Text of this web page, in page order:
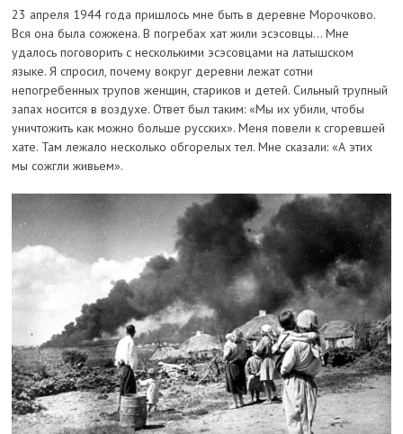
23 апреля 1944 года пришлось мне быть в деревне Морочково.
Вся она была сожжена. В погребах хат жили эсэсовцы… Мне
удалось поговорить с несколькими эсэсовцами на латышском
языке. Я спросил, почему вокруг деревни лежат сотни
непогребенных трупов женщин, стариков и детей. Сильный трупный
запах носится в воздухе. Ответ был таким: «Мы их убили, чтобы
уничтожить как можно больше русских». Меня повели к сгоревшей
хате. Там лежало несколько обгорелых тел. Мне сказали: «А этих
мы сожгли живьем».